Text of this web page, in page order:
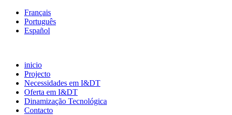
Français
Português
Español
inicio
Projecto
Necessidades em I&DT
Oferta em I&DT
Dinamização Tecnológica
Contacto